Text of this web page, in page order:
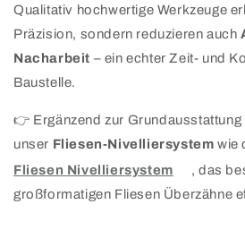
Qualitativ hochwertige Werkzeuge
Präzision, sondern reduzieren auch
Nacharbeit – ein echter Zeit- und
Baustelle.
👉 Ergänzend zur
unser Fliesen-Nivelliersystem wie
Fliesen Nivelliersystem
, das
großformatigen Fliesen Überzähne